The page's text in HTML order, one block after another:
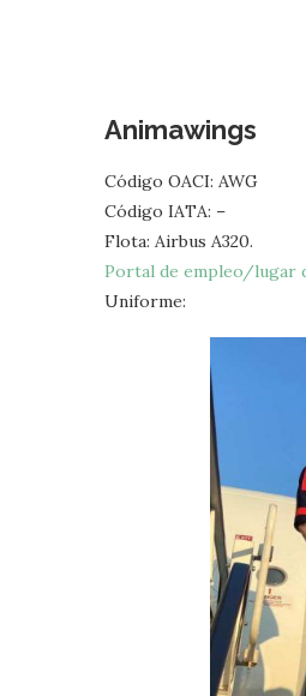
Animawings
Código OACI: AWG
Código IATA: –
Flota: Airbus A320.
Portal de empleo/lugar
Uniforme: